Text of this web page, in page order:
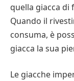
quella giacca di
Quando il
consuma, è
giacca la sua
Le giacche